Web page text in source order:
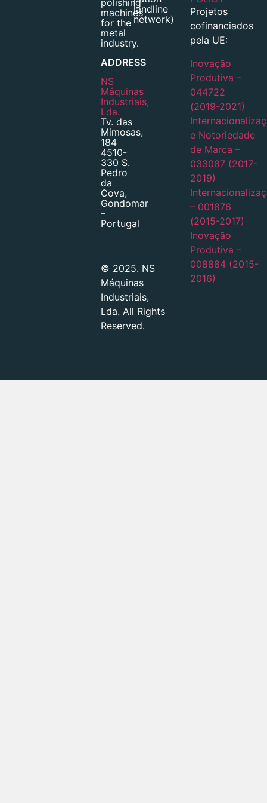
machines
for the
metal
industry.
ADDRESS
NS
Máquinas
Industriais,
Lda.
Tv. das
Mimosas,
184
4510-
330 S.
Pedro
da
Cova,
Gondomar
–
Portugal
landline
network)
© 2025. NS
Máquinas
Industriais,
Lda. All Rights
Reserved.
Projetos
cofinanciados
pela UE:
Inovação
Produtiva –
044722
(2019-2021)
e Notoriedade
de Marca –
033087 (2017-
2019)
– 001876
(2015-2017)
Inovação
Produtiva –
008884 (2015-
2016)